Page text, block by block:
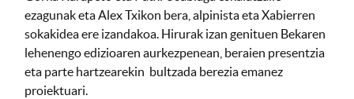
ezagunak eta Alex Txikon bera, alpinista eta Xabierren
sokakidea ere izandakoa. Hirurak izan genituen Bekaren
lehenengo edizioaren aurkezpenean, beraien presentzia
eta parte hartzearekin bultzada berezia emanez
proiektuari.